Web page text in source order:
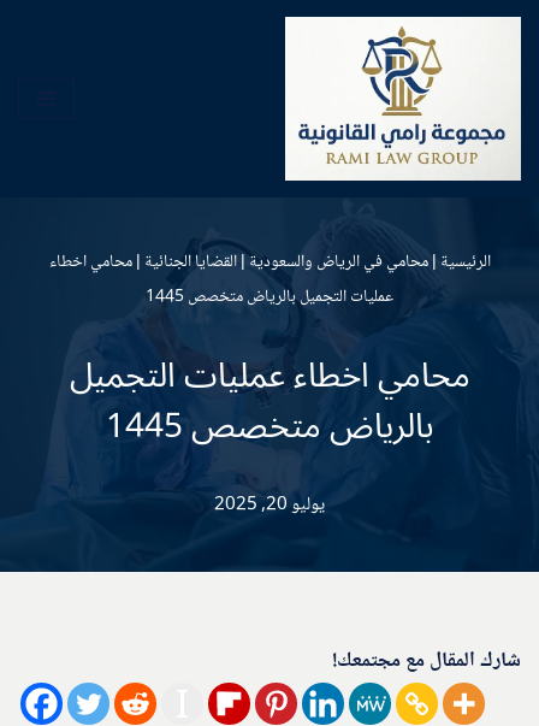
المحتوى
الرئيسية |محامي في الرياض والسعودية|القضايا الجنائية |محامي اخطاء
عمليات التجميل بالرياض متخصص 1445
محامي اخطاء عمليات التجميل
بالرياض متخصص 1445
يوليو 20, 2025
شارك المقال مع مجتمعك!